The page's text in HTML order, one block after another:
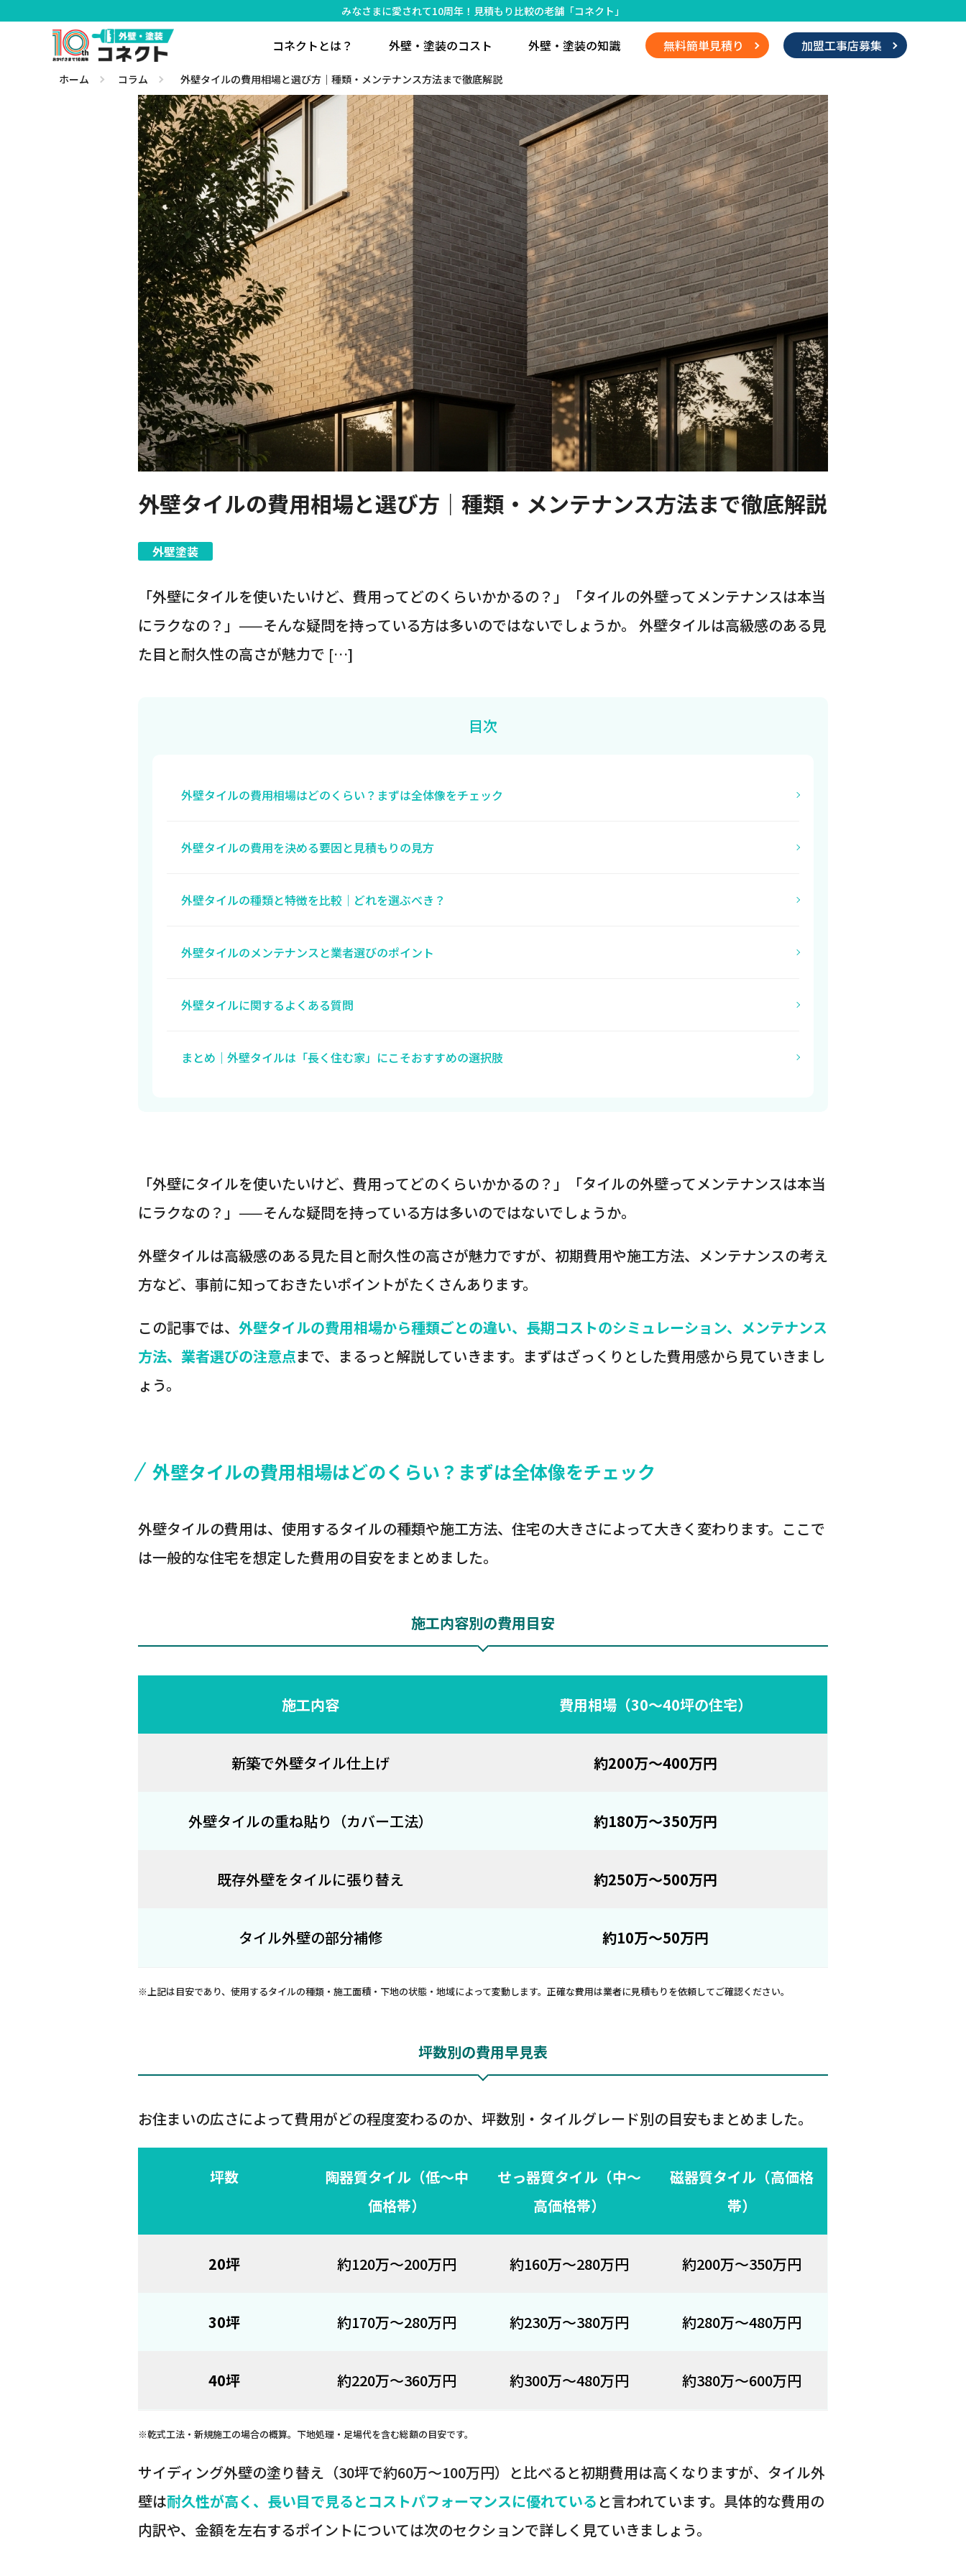
みなさまに愛されて10周年！見積もり比較の老舗「コネクト」
コネクトとは？ 外壁・塗装のコスト 外壁・塗装の知識 無料簡単見積り 加盟工事店募集
ホーム コラム 外壁タイルの費用相場と選び方｜種類・メンテナンス方法まで徹底解説
外壁タイルの費用相場と選び方｜種類・メンテナンス方法まで徹底解説
外壁塗装
「外壁にタイルを使いたいけど、費用ってどのくらいかかるの？」「タイルの外壁ってメンテナンスは本当
にラクなの？」——そんな疑問を持っている方は多いのではないでしょうか。 外壁タイルは高級感のある見
た目と耐久性の高さが魅力で […]
目次
外壁タイルの費用相場はどのくらい？まずは全体像をチェック
外壁タイルの費用を決める要因と見積もりの見方
外壁タイルの種類と特徴を比較｜どれを選ぶべき？
外壁タイルのメンテナンスと業者選びのポイント
外壁タイルに関するよくある質問
まとめ｜外壁タイルは「長く住む家」にこそおすすめの選択肢
「外壁にタイルを使いたいけど、費用ってどのくらいかかるの？」「タイルの外壁ってメンテナンスは本当
にラクなの？」——そんな疑問を持っている方は多いのではないでしょうか。
外壁タイルは高級感のある見た目と耐久性の高さが魅力ですが、初期費用や施工方法、メンテナンスの考え
方など、事前に知っておきたいポイントがたくさんあります。
この記事では、 外壁タイルの費用相場から種類ごとの違い、長期コストのシミュレーション、メンテナンス
方法、業者選びの注意点まで、まるっと解説していきます。まずはざっくりとした費用感から見ていきまし
ょう。
外壁タイルの費用相場はどのくらい？まずは全体像をチェック
外壁タイルの費用は、使用するタイルの種類や施工方法、住宅の大きさによって大きく変わります。ここで
は一般的な住宅を想定した費用の目安をまとめました。
施工内容別の費用目安
施工内容 費用相場（30〜40坪の住宅）
新築で外壁タイル仕上げ 約200万〜400万円
外壁タイルの重ね貼り（カバー工法） 約180万〜350万円
既存外壁をタイルに張り替え 約250万〜500万円
タイル外壁の部分補修 約10万〜50万円
※上記は目安であり、使用するタイルの種類・施工面積・下地の状態・地域によって変動します。正確な費用は業者に見積もりを依頼してご確認ください。
坪数別の費用早見表
お住まいの広さによって費用がどの程度変わるのか、坪数別・タイルグレード別の目安もまとめました。
坪数
陶器質タイル（低〜中
価格帯）
せっ器質タイル（中〜
高価格帯）
磁器質タイル（高価格
帯）
20坪 約120万〜200万円 約160万〜280万円 約200万〜350万円
30坪 約170万〜280万円 約230万〜380万円 約280万〜480万円
40坪 約220万〜360万円 約300万〜480万円 約380万〜600万円
※乾式工法・新規施工の場合の概算。下地処理・足場代を含む総額の目安です。
サイディング外壁の塗り替え（30坪で約60万〜100万円）と比べると初期費用は高くなりますが、タイル外
壁は耐久性が高く、長い目で見るとコストパフォーマンスに優れていると言われています。具体的な費用の
内訳や、金額を左右するポイントについては次のセクションで詳しく見ていきましょう。